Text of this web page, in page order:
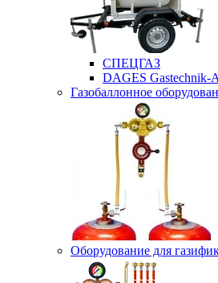
СПЕЦГАЗ
DAGES Gastechnik-
Газобаллонное
Оборудование для